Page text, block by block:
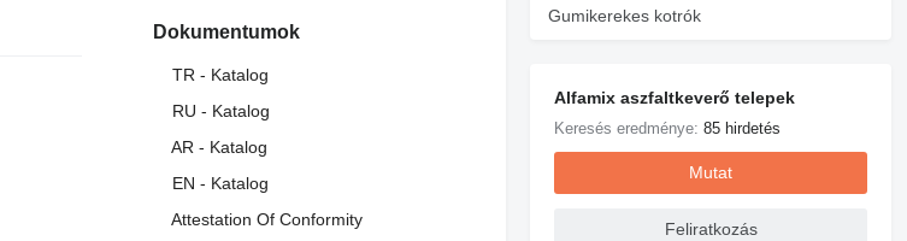
Dokumentumok
TR - Katalog
RU - Katalog
AR - Katalog
EN - Katalog
Attestation Of Conformity
Gumikerekes kotrók
Alfamix aszfaltkeverő telepek
Keresés eredménye:85 hirdetés
Mutat
Feliratkozás